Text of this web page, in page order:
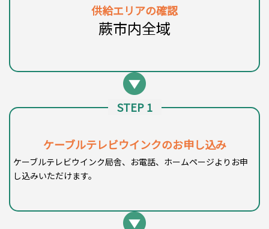
供給エリアの確認
蕨市内全域
STEP 1
ケーブルテレビウインクのお申し込み
ケーブルテレビウインク局舎、お電話、ホームページよりお申
し込みいただけます。